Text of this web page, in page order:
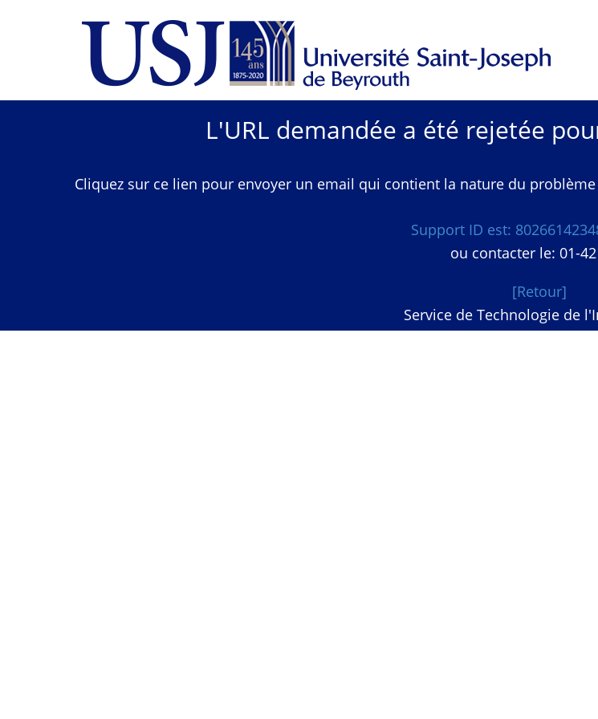
L'URL demandée a été rejetée
Cliquez sur ce lien pour envoyer un email qui contient la nature du
Support ID est:
ou contacter le: 01-
[Retour]
Service de Technologie de